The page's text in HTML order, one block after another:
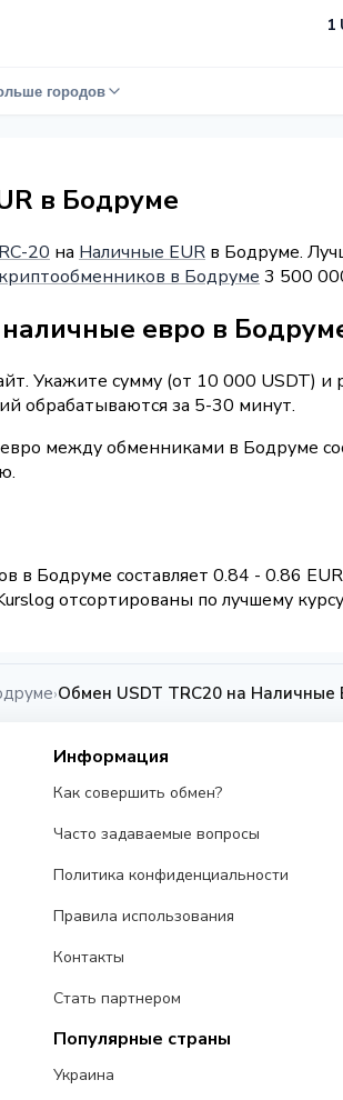
1
городов
в Бодруме
20 на Наличные EUR в Бодруме.
криптообменников в Бодруме 3 500
евро в
Укажите сумму (от 10 000 USDT) и
обрабатываются за 5-30 минут.
между обменниками в Бодруме
Бодруме составляет 0.84 - 0.86
отсортированы по лучшему
›Обмен USDT TRC20 на Наличные
Информация
Как совершить обмен?
Часто задаваемые вопросы
Политика конфиденциальности
Правила использования
Контакты
Стать партнером
Популярные страны
Украина